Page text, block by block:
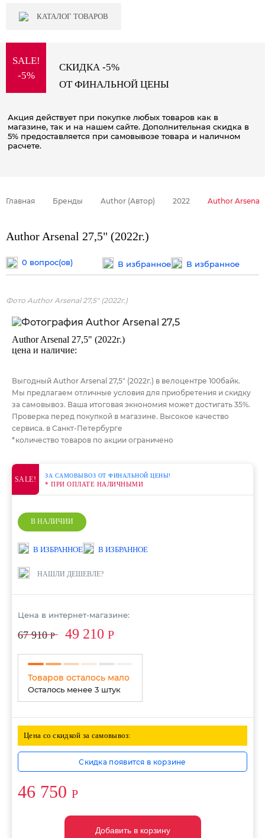
КАТАЛОГ ТОВАРОВ
SALE!
-5%
СКИДКА -5%
ОТ ФИНАЛЬНОЙ ЦЕНЫ
Акция действует при покупке любых товаров как в
магазине, так и на нашем сайте. Дополнительная скидка в
5% предоставляется при самовывозе товара и наличном
расчете.
Главная Бренды Author (Автор) 2022 Author Arsenal
Author Arsenal 27,5" (2022г.)
0 вопрос(ов) В избранное В избранное
Фото Author Arsenal 27,5" (2022г.)
Author Arsenal 27,5" (2022г.)
цена и наличие:
Выгодный Author Arsenal 27,5" (2022г.) в велоцентре 100байк.
Мы предлагаем отличные условия для приобретения и скидку
за самовывоз. Ваша итоговая экнономия может достигать 35%.
Проверка перед покупкой в магазине. Высокое качество
сервиса. в Санкт-Петербурге
*количество товаров по акции ограничено
SALE! ЗА САМОВЫВОЗ ОТ ФИНАЛЬНОЙ ЦЕНЫ!
* ПРИ ОПЛАТЕ НАЛИЧНЫМИ
В НАЛИЧИИ
В ИЗБРАННОЕ В ИЗБРАННОЕ
НАШЛИ ДЕШЕВЛЕ?
Цена в интернет-магазине:
67 910Р 49 210 Р
Товаров осталось мало
Осталось менее 3 штук
Цена со скидкой за самовывоз:
Скидка появится в корзине
46 750 Р
Добавить в корзину
Добавить в корзину
Добавить в корзину